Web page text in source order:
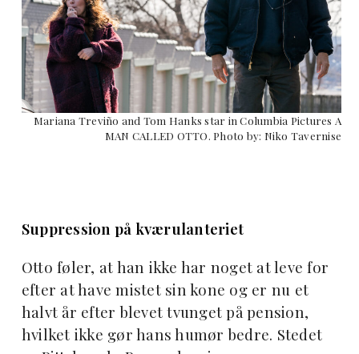
Mariana Treviño and Tom Hanks star in Columbia Pictures A
MAN CALLED OTTO. Photo by: Niko Tavernise
Suppression på kværulanteriet
Otto føler, at han ikke har noget at leve for
efter at have mistet sin kone og er nu et
halvt år efter blevet tvunget på pension,
hvilket ikke gør hans humør bedre. Stedet